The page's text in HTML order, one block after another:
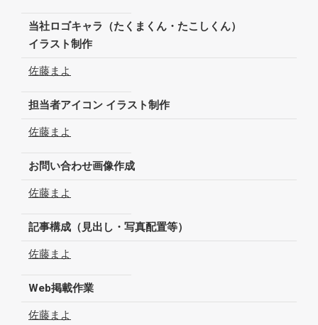
当社ロゴキャラ（たくまくん・たこしくん）
イラスト制作
佐藤まよ
担当者アイコン イラスト制作
佐藤まよ
お問い合わせ画像作成
佐藤まよ
記事構成（見出し・写真配置等）
佐藤まよ
Web掲載作業
佐藤まよ